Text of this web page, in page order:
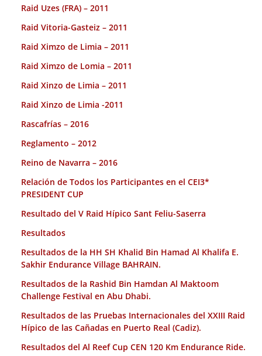
Raid Uzes (FRA) – 2011
Raid Vitoria-Gasteiz – 2011
Raid Ximzo de Limia – 2011
Raid Ximzo de Lomia – 2011
Raid Xinzo de Limia – 2011
Raid Xinzo de Limia -2011
Rascafrías – 2016
Reglamento – 2012
Reino de Navarra – 2016
Relación de Todos los Participantes en el CEI3*
PRESIDENT CUP
Resultado del V Raid Hípico Sant Feliu-Saserra
Resultados
Resultados de la HH SH Khalid Bin Hamad Al Khalifa E.
Sakhir Endurance Village BAHRAIN.
Resultados de la Rashid Bin Hamdan Al Maktoom
Challenge Festival en Abu Dhabi.
Resultados de las Pruebas Internacionales del XXIII Raid
Hípico de las Cañadas en Puerto Real (Cadiz).
Resultados del Al Reef Cup CEN 120 Km Endurance Ride.